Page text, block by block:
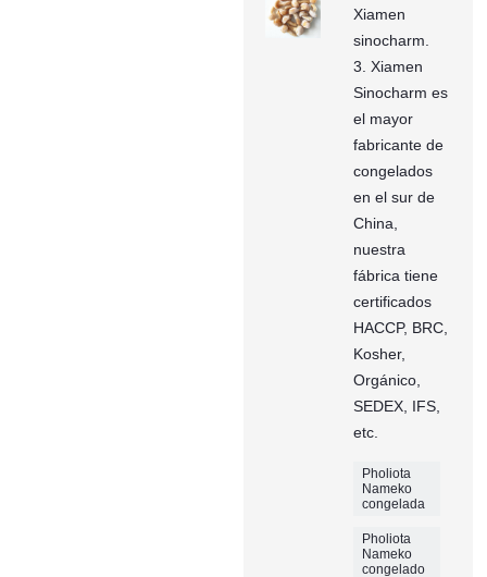
Xiamen
sinocharm.
3. Xiamen
Sinocharm es
el mayor
fabricante de
congelados
en el sur de
China,
nuestra
fábrica tiene
certificados
HACCP, BRC,
Kosher,
Orgánico,
SEDEX, IFS,
etc.
Pholiota
Nameko
congelada
Pholiota
Nameko
congelado